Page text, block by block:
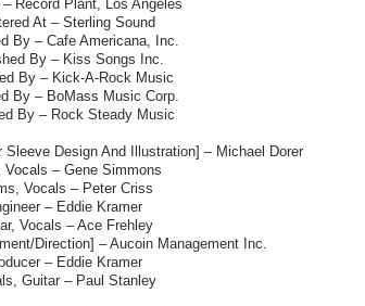
– Record Plant, Los Angeles
At – Sterling Sound
By – Cafe Americana, Inc.
By – Kiss Songs Inc.
By – Kick-A-Rock Music
By – BoMass Music Corp.
By – Rock Steady Music
Design And Illustration] – Michael Dorer
Vocals – Gene Simmons
Vocals – Peter Criss
– Eddie Kramer
Vocals – Ace Frehley
Direction] – Aucoin Management Inc.
– Eddie Kramer
Guitar – Paul Stanley